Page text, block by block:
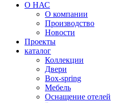
О НАС
О компании
Производство
Новости
Проекты
каталог
Коллекции
Двери
Box-spring
Мебель
Оснащение отелей